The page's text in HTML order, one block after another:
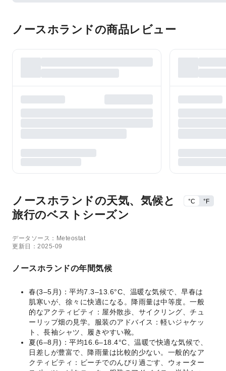
ノースホランドの商品レビュー
ノースホランドの天気、気候と
旅行のベストシーズン
°C °F
データソース：Meteostat
更新日：2025-09
ノースホランドの年間気候
春(3–5月)：平均7.3–13.6°C、温暖な気候で、早春は
肌寒いが、徐々に快適になる。降雨量は中等度。一般
的なアクティビティ：屋外散歩、サイクリング、チュ
ーリップ畑の見学。服装のアドバイス：軽いジャケッ
ト、長袖シャツ、履きやすい靴。
夏(6–8月)：平均16.6–18.4°C、温暖で快適な気候で、
日差しが豊富で、降雨量は比較的少ない。一般的なア
クティビティ：ビーチでのんびり過ごす、ウォーター